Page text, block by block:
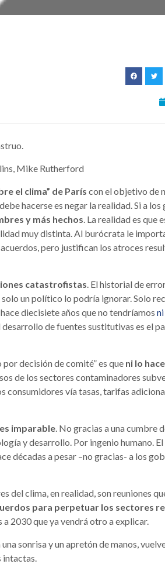
Mike Rutherford
el clima” de París con el objetivo de
hacerse es negar la realidad. Si a los
y más hechos. La realidad es que
muy distinta. Al burócrata le
pero justifican los atroces
catastrofistas. El historial de
un político lo podría ignorar. Solo
diecisiete años que no tendríamos
de fuentes sustitutivas es el
decisión de comité” es que ni lo
de los sectores contaminadores
consumidores vía tasas, tarifas
imparable. No gracias a una cumbre
y desarrollo. Por ingenio humano.
décadas a pesar –no gracias- a los
del clima, en realidad, son reuniones
para perpetuar los sectores
2030 que ya vendrá otro a explicar.
sonrisa y un apretón de manos,
intactas.